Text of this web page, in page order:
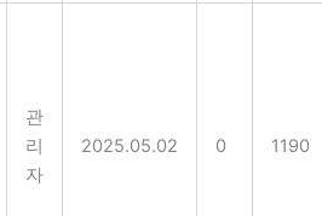
관
리
자
2025.05.02 0 1190